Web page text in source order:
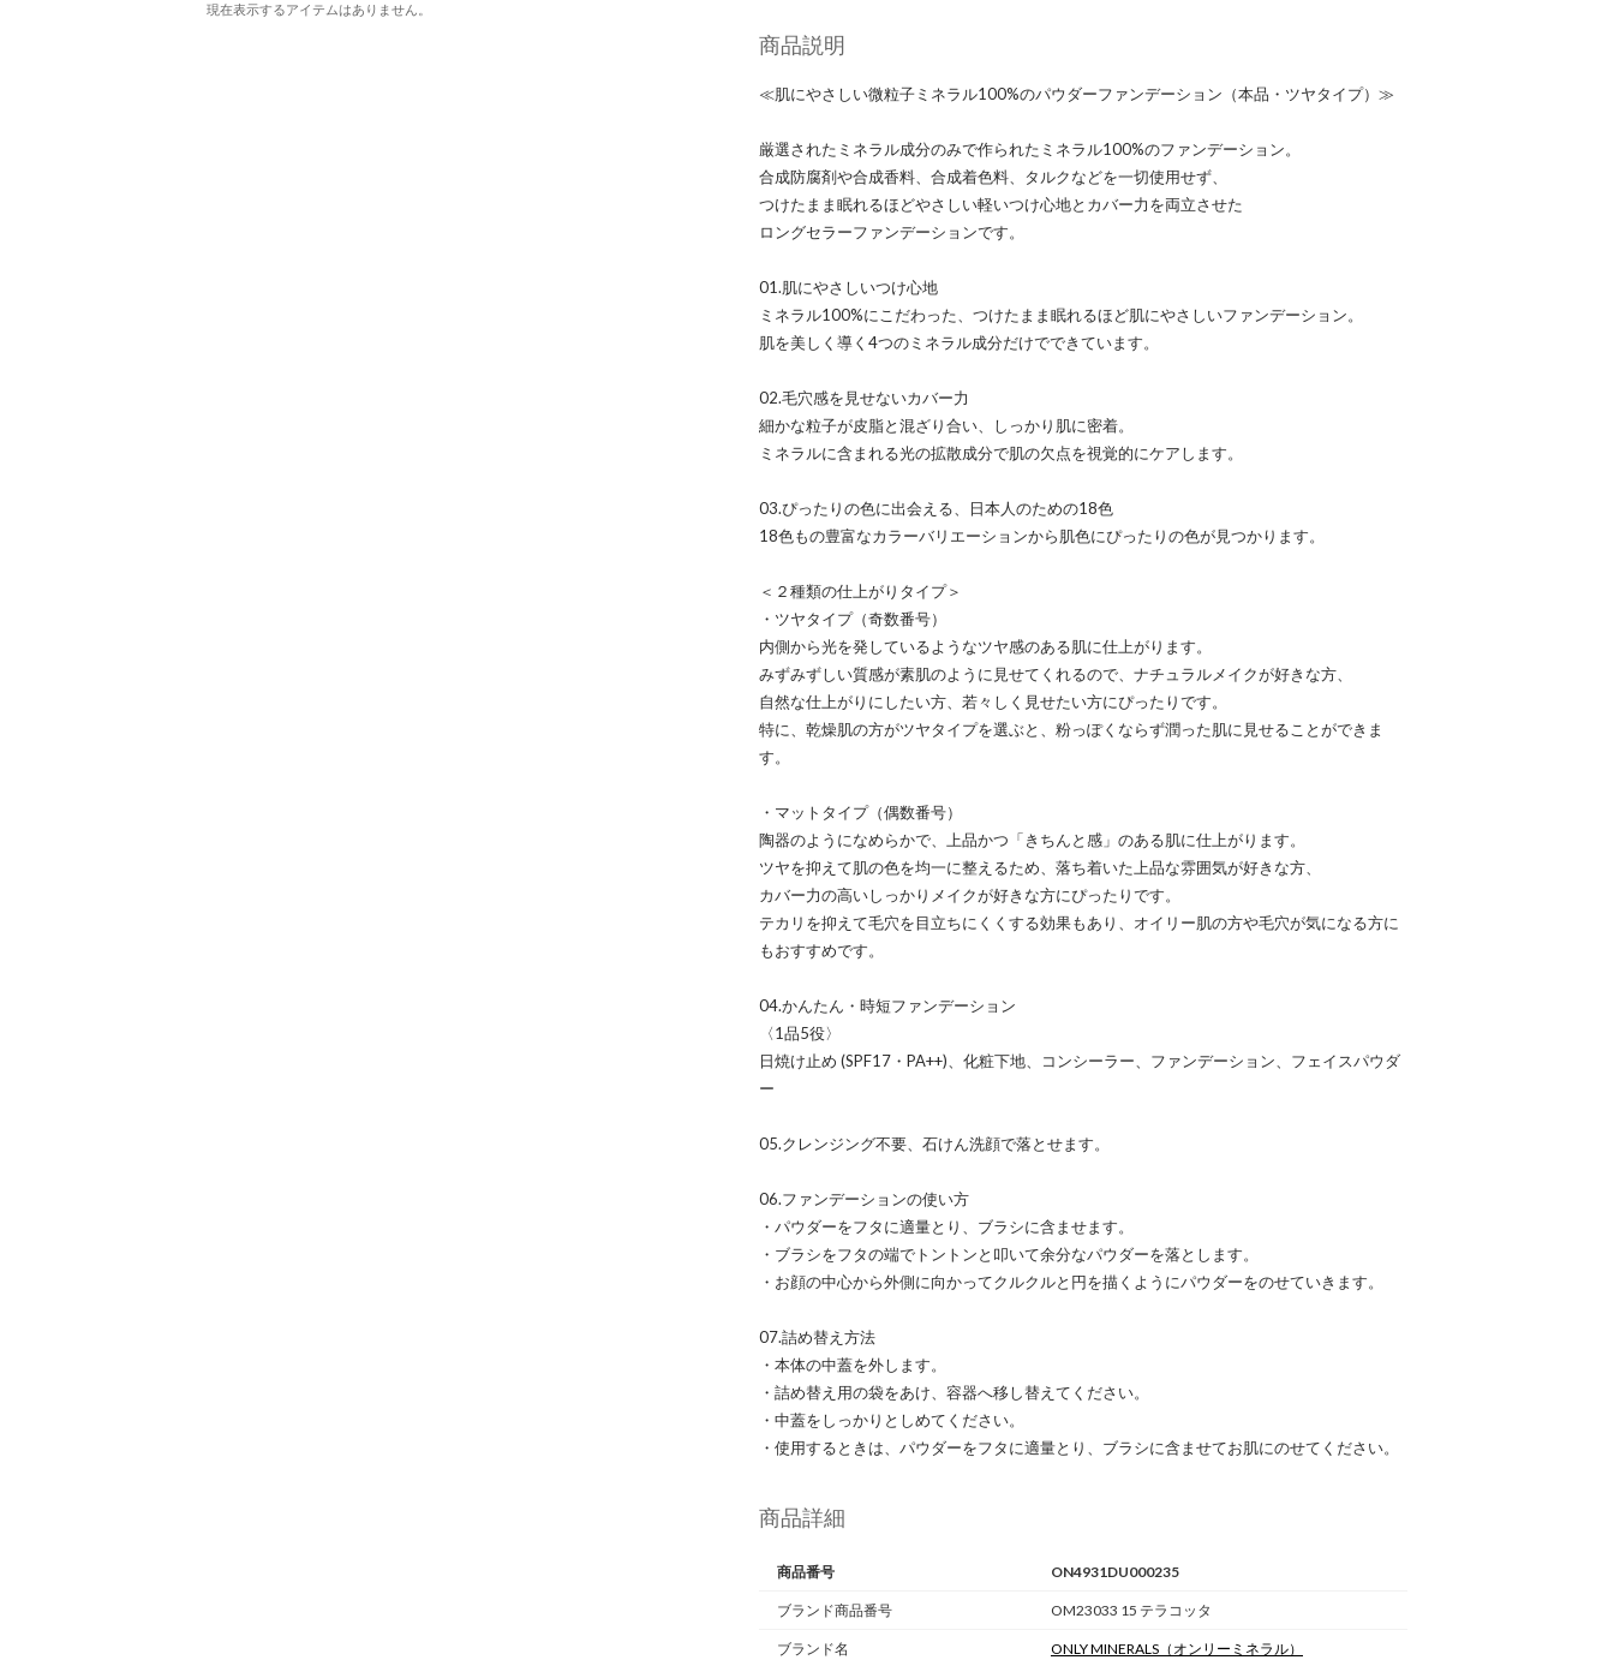
現在表示するアイテムはありません。
商品説明
≪肌にやさしい微粒子ミネラル100%のパウダーファンデーション（本品・ツヤタイプ）≫
厳選されたミネラル成分のみで作られたミネラル100%のファンデーション。
合成防腐剤や合成香料、合成着色料、タルクなどを一切使用せず、
つけたまま眠れるほどやさしい軽いつけ心地とカバー力を両立させた
ロングセラーファンデーションです。
01.肌にやさしいつけ心地
ミネラル100%にこだわった、つけたまま眠れるほど肌にやさしいファンデーション。
肌を美しく導く4つのミネラル成分だけでできています。
02.毛穴感を見せないカバー力
細かな粒子が皮脂と混ざり合い、しっかり肌に密着。
ミネラルに含まれる光の拡散成分で肌の欠点を視覚的にケアします。
03.ぴったりの色に出会える、日本人のための18色
18色もの豊富なカラーバリエーションから肌色にぴったりの色が見つかります。
＜２種類の仕上がりタイプ＞
・ツヤタイプ（奇数番号）
内側から光を発しているようなツヤ感のある肌に仕上がります。
みずみずしい質感が素肌のように見せてくれるので、ナチュラルメイクが好きな方、
自然な仕上がりにしたい方、若々しく見せたい方にぴったりです。
特に、乾燥肌の方がツヤタイプを選ぶと、粉っぽくならず潤った肌に見せることができま
す。
・マットタイプ（偶数番号）
陶器のようになめらかで、上品かつ「きちんと感」のある肌に仕上がります。
ツヤを抑えて肌の色を均一に整えるため、落ち着いた上品な雰囲気が好きな方、
カバー力の高いしっかりメイクが好きな方にぴったりです。
テカリを抑えて毛穴を目立ちにくくする効果もあり、オイリー肌の方や毛穴が気になる方に
もおすすめです。
04.かんたん・時短ファンデーション
〈1品5役〉
日焼け止め (SPF17・PA++)、化粧下地、コンシーラー、ファンデーション、フェイスパウダ
ー
05.クレンジング不要、石けん洗顔で落とせます。
06.ファンデーションの使い方
・パウダーをフタに適量とり、ブラシに含ませます。
・ブラシをフタの端でトントンと叩いて余分なパウダーを落とします。
・お顔の中心から外側に向かってクルクルと円を描くようにパウダーをのせていきます。
07.詰め替え方法
・本体の中蓋を外します。
・詰め替え用の袋をあけ、容器へ移し替えてください。
・中蓋をしっかりとしめてください。
・使用するときは、パウダーをフタに適量とり、ブラシに含ませてお肌にのせてください。
商品詳細
商品番号 ON4931DU000235
ブランド商品番号 OM23033 15 テラコッタ
ブランド名 ONLY MINERALS （オンリーミネラル）